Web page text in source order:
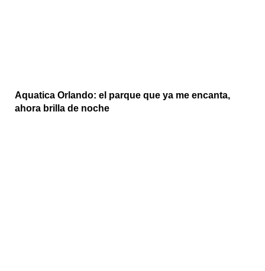
Aquatica Orlando: el parque que ya me encanta,
ahora brilla de noche